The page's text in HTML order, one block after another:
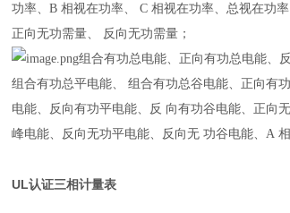
功率、 B 相视在功率、 C 相视在功率、总视在功率
正向无功需量、
反向无功需量；
组合有功总电能、正向有功总电能、
组合有功总平电能、 组合有功总谷电能、正向有
电能、反向有功平电能、反 向有功谷电能、正向
峰电能、反向无功平电能、反向无 功谷电能、 A
UL认证三相计量表